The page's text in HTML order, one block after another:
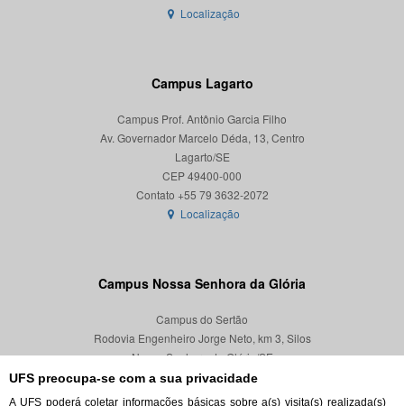
UFS preocupa-se com a sua privacidade
A UFS poderá coletar informações básicas sobre a(s) visita(s) realizada(s)
Localização
Campus Lagarto
Campus Prof. Antônio Garcia Filho
Av. Governador Marcelo Déda, 13, Centro
Lagarto/SE
CEP 49400-000
Localização
Campus Nossa Senhora da Glória
Campus do Sertão
Rodovia Engenheiro Jorge Neto, km 3, Silos
Nossa Senhora da Glória/SE
CEP 49680-000